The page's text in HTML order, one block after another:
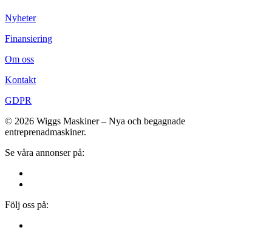
Nyheter
Finansiering
Om oss
Kontakt
GDPR
© 2026 Wiggs Maskiner – Nya och begagnade
entreprenadmaskiner.
Se våra annonser på:
Följ oss på: